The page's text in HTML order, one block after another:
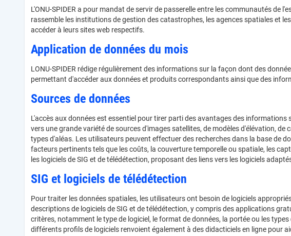
L'ONU-SPIDER a pour mandat de servir de passerelle entre les communautés
rassemble les institutions de gestion des catastrophes, les agences spatiales et
accéder à leurs sites web respectifs.
Application de données du mois
LONU-SPIDER rédige régulièrement des informations sur la façon dont des
permettant d'accéder aux données et produits correspondants ainsi que des
Sources de données
L'accès aux données est essentiel pour tirer parti des avantages des
vers une grande variété de sources d'images satellites, de modèles d'élévation,
types d'aléas. Les utilisateurs peuvent effectuer des recherches dans la base de
facteurs pertinents tels que les coûts, la couverture temporelle ou spatiale, les
les logiciels de SIG et de télédétection, proposant des liens vers les logiciels
SIG et logiciels de télédétection
Pour traiter les données spatiales, les utilisateurs ont besoin de logiciels
descriptions de logiciels de SIG et de télédétection, y compris des applications
critères, notamment le type de logiciel, le format de données, la portée ou les
différents profils de logiciels renvoient également à des didacticiels en ligne pour